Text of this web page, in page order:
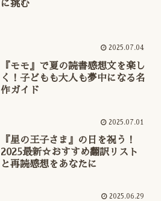
に挑む
2025.07.04
『モモ』で夏の読書感想文を楽し
く！子どもも大人も夢中になる名
作ガイド
2025.07.01
『星の王子さま』の日を祝う！
2025最新☆おすすめ翻訳リスト
と再読感想をあなたに
2025.06.29